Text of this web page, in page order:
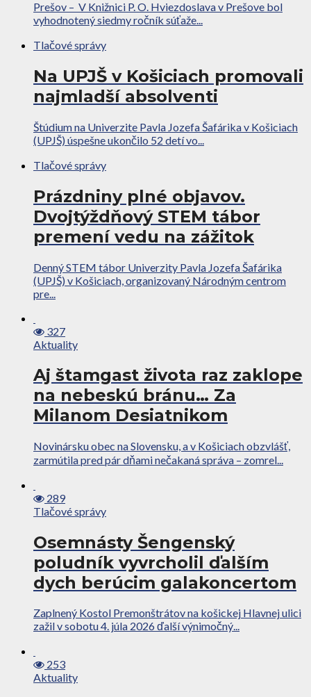
Prešov – V Knižnici P. O. Hviezdoslava v Prešove bol
vyhodnotený siedmy ročník súťaže...
Tlačové správy
Na UPJŠ v Košiciach promovali
najmladší absolventi
Štúdium na Univerzite Pavla Jozefa Šafárika v Košiciach
(UPJŠ) úspešne ukončilo 52 detí vo...
Tlačové správy
Prázdniny plné objavov.
Dvojtýždňový STEM tábor
premení vedu na zážitok
Denný STEM tábor Univerzity Pavla Jozefa Šafárika
(UPJŠ) v Košiciach, organizovaný Národným centrom
pre...
327
Aktuality
Aj štamgast života raz zaklope
na nebeskú bránu… Za
Milanom Desiatnikom
Novinársku obec na Slovensku, a v Košiciach obzvlášť,
zarmútila pred pár dňami nečakaná správa – zomrel...
289
Tlačové správy
Osemnásty Šengenský
poludník vyvrcholil ďalším
dych berúcim galakoncertom
Zaplnený Kostol Premonštrátov na košickej Hlavnej ulici
zažil v sobotu 4. júla 2026 ďalší výnimočný...
253
Aktuality